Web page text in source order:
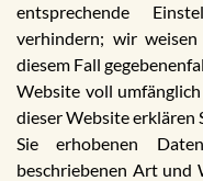
entsprechende
verhindern; wir
diesem Fall
Website voll
dieser Website erklären
Sie erhobenen
beschriebenen Art und